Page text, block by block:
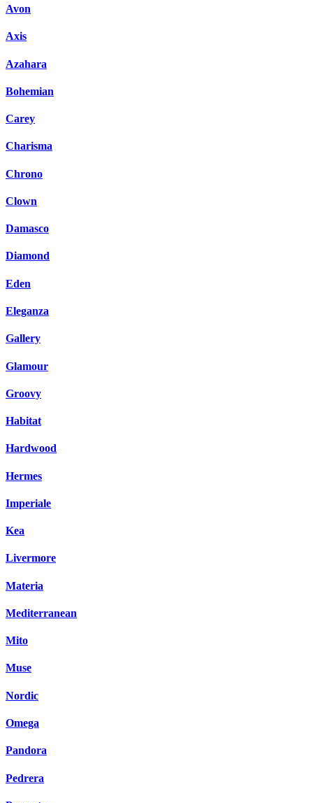
Avon
Axis
Azahara
Bohemian
Carey
Charisma
Chrono
Clown
Damasco
Diamond
Eden
Eleganza
Gallery
Glamour
Groovy
Habitat
Hardwood
Hermes
Imperiale
Kea
Livermore
Materia
Mediterranean
Mito
Muse
Nordic
Omega
Pandora
Pedrera